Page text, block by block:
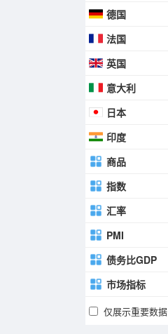
德国
法国
英国
意大利
日本
印度
商品
指数
汇率
PMI
债务比GDP
市场指标
仅展示重要数据